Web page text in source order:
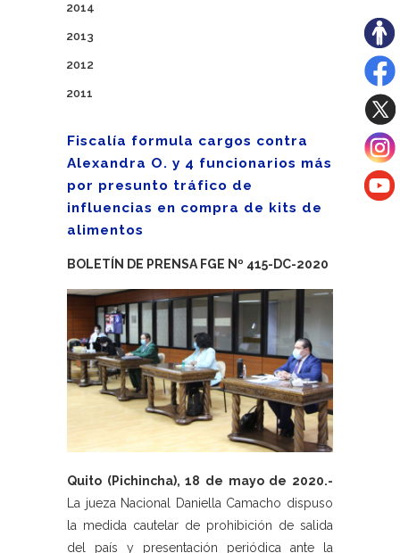
2014
2013
2012
2011
Fiscalía formula cargos contra
Alexandra O. y 4 funcionarios más
por presunto tráfico de
influencias en compra de kits de
alimentos
BOLETÍN DE PRENSA FGE Nº 415-DC-2020
Quito (Pichincha), 18 de mayo de 2020.-
La jueza Nacional Daniella Camacho dispuso
la medida cautelar de prohibición de salida
del país y presentación periódica ante la